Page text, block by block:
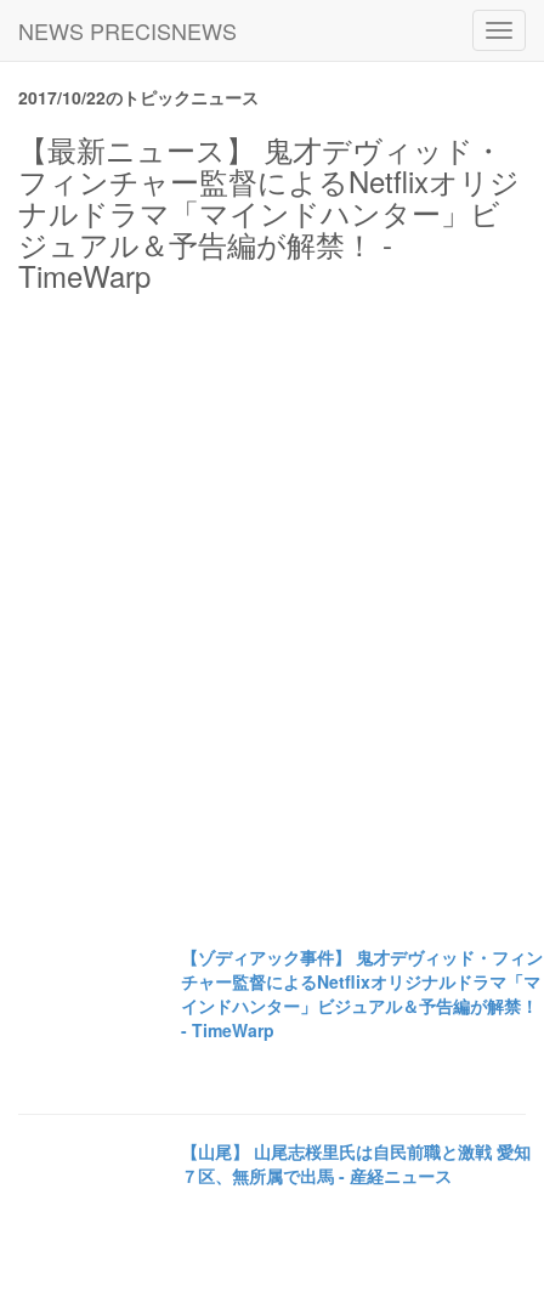
NEWS PRECISNEWS
2017/10/22のトピックニュース
【最新ニュース】 鬼才デヴィッド・
フィンチャー監督によるNetflixオリジ
ナルドラマ「マインドハンター」ビ
ジュアル＆予告編が解禁！ -
TimeWarp
【ゾディアック事件】 鬼才デヴィッド・フィン
チャー監督によるNetflixオリジナルドラマ「マ
インドハンター」ビジュアル＆予告編が解禁！
- TimeWarp
【山尾】 山尾志桜里氏は自民前職と激戦 愛知
７区、無所属で出馬 - 産経ニュース